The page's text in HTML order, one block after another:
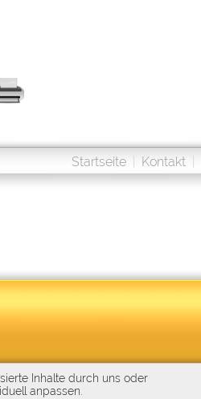
Startseite Kontakt
Inhalte durch uns oder
anpassen.